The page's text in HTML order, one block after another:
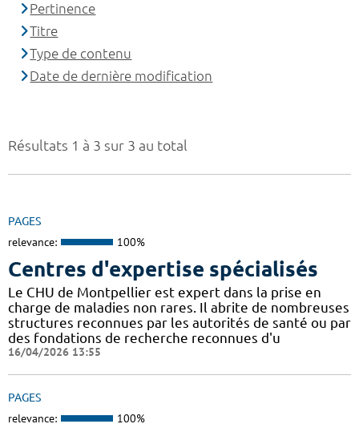
Résultats 1 à 3 sur 3 au total
PAGES
relevance: 100%
Centres d'expertise spécialisés
Le CHU de Montpellier est expert dans la prise en
charge de maladies non rares. Il abrite de nombreuses
structures reconnues par les autorités de santé ou par
des fondations de recherche reconnues d'u
16/04/2026 13:55
PAGES
relevance: 100%
Pertinence
Titre
Type de contenu
Date de dernière modification